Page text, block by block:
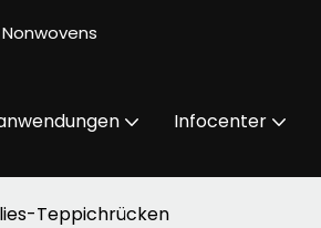
Infocenter
Teppichrücken